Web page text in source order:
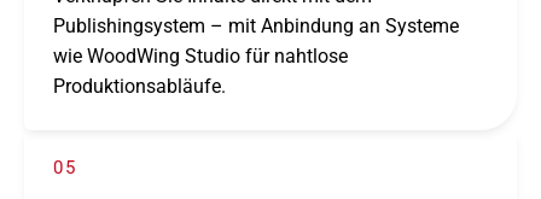
Publishingsystem – mit Anbindung an Systeme
wie WoodWing Studio für naht­lose
Produktionsabläufe.
05